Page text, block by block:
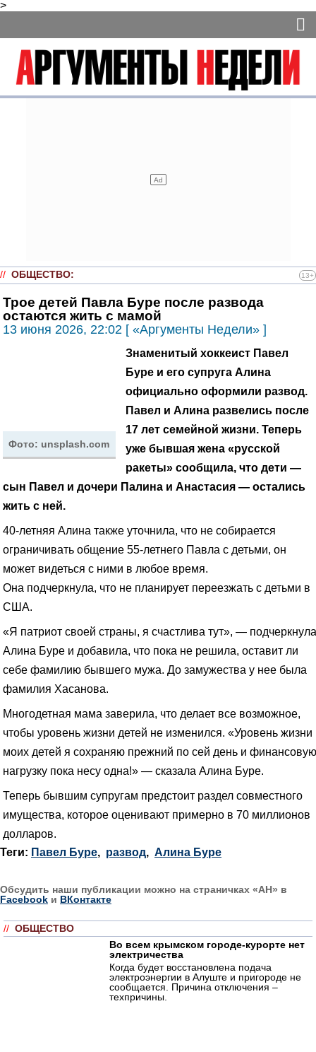
>
// ОБЩЕСТВО: 13+
Трое детей Павла Буре после развода
остаются жить с мамой
13 июня 2026, 22:02 [ «Аргументы Недели» ]
Фото: unsplash.com
Знаменитый хоккеист Павел
Буре и его супруга Алина
официально оформили развод.
Павел и Алина развелись после
17 лет семейной жизни. Теперь
уже бывшая жена «русской
ракеты» сообщила, что дети —
сын Павел и дочери Палина и Анастасия — остались
жить с ней.
40-летняя Алина также уточнила, что не собирается
ограничивать общение 55-летнего Павла с детьми, он
может видеться с ними в любое время.
Она подчеркнула, что не планирует переезжать с детьми в
США.
«Я патриот своей страны, я счастлива тут», — подчеркнула
Алина Буре и добавила, что пока не решила, оставит ли
себе фамилию бывшего мужа. До замужества у нее была
фамилия Хасанова.
Многодетная мама заверила, что делает все возможное,
чтобы уровень жизни детей не изменился. «Уровень жизни
моих детей я сохраняю прежний по сей день и финансовую
нагрузку пока несу одна!» — сказала Алина Буре.
Теперь бывшим супругам предстоит раздел совместного
имущества, которое оценивают примерно в 70 миллионов
долларов.
Теги: Павел Буре, развод, Алина Буре
Обсудить наши публикации можно на страничках «АН» в
Facebook и ВКонтакте
// ОБЩЕСТВО
Во всем крымском городе-курорте нет
электричества
Когда будет восстановлена подача
электроэнергии в Алуште и пригороде не
сообщается. Причина отключения –
техпричины.